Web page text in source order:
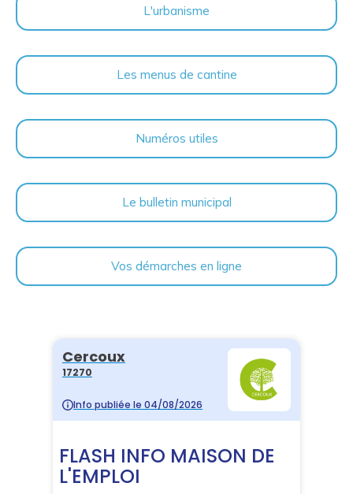
L'urbanisme
Les menus de cantine
Numéros utiles
Le bulletin municipal
Vos démarches en ligne